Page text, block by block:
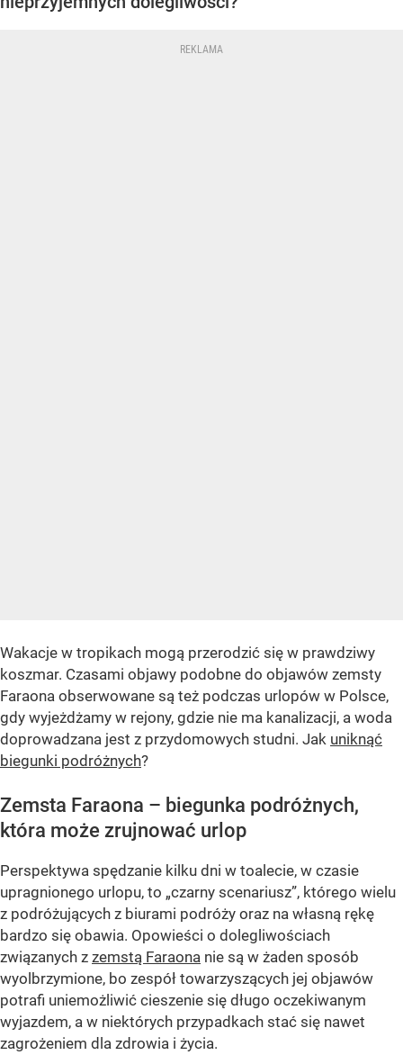
Wakacje w tropikach mogą przerodzić się w prawdziwy
koszmar. Czasami objawy podobne do objawów zemsty
Faraona obserwowane są też podczas urlopów w Polsce,
gdy wyjeżdżamy w rejony, gdzie nie ma kanalizacji, a woda
doprowadzana jest z przydomowych studni. Jak uniknąć
biegunki podróżnych?
Zemsta Faraona – biegunka podróżnych,
która może zrujnować urlop
Perspektywa spędzanie kilku dni w toalecie, w czasie
upragnionego urlopu, to „czarny scenariusz”, którego wielu
z podróżujących z biurami podróży oraz na własną rękę
bardzo się obawia. Opowieści o dolegliwościach
związanych z zemstą Faraona nie są w żaden sposób
wyolbrzymione, bo zespół towarzyszących jej objawów
potrafi uniemożliwić cieszenie się długo oczekiwanym
wyjazdem, a w niektórych przypadkach stać się nawet
zagrożeniem dla zdrowia i życia.